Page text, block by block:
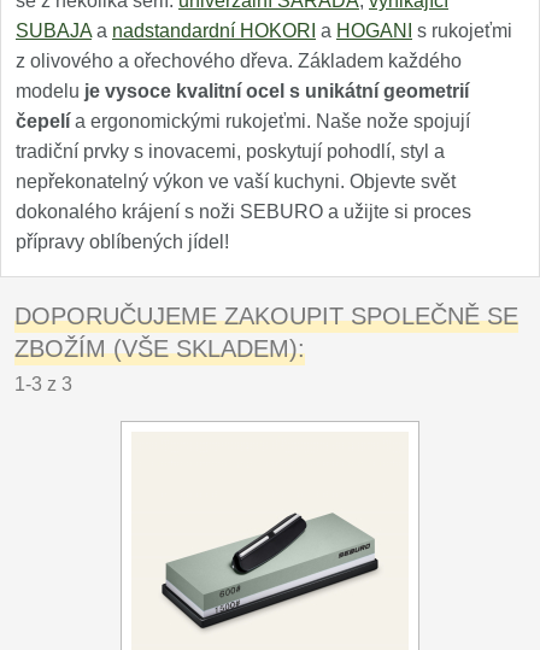
SUBAJA a nadstandardní HOKORI a HOGANI
s rukojeťmi
z olivového a ořechového dřeva. Základem každého
modelu je vysoce kvalitní ocel s unikátní geometrií
čepelí a ergonomickými rukojeťmi. Naše nože spojují
tradiční prvky s inovacemi, poskytují pohodlí, styl a
nepřekonatelný výkon ve vaší kuchyni. Objevte svět
dokonalého krájení s noži SEBURO a užijte si proces
přípravy oblíbených jídel!
DOPORUČUJEME ZAKOUPIT SPOLEČNĚ SE
ZBOŽÍM (VŠE SKLADEM):
1-3 z 3